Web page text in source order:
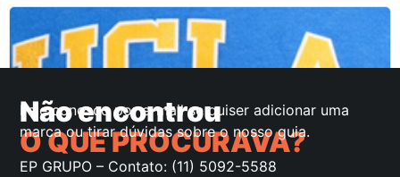
Não encontrou
O QUE PROCURAVA?
Fale conosco por e-mail se quiser adicionar uma
marca ou tirar dúvidas sobre o nosso guia.
EP GRUPO – Contato: (11) 5092-5588